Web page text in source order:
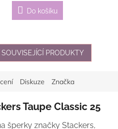
Do košíku
PRODUKTY
Diskuze Značka
Taupe Classic 25
šperky značky Stackers,